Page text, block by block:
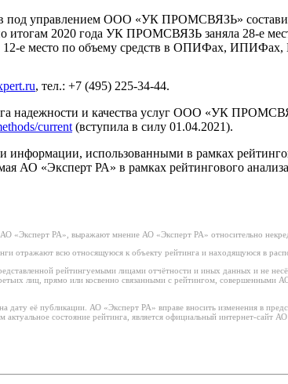
под управлением ООО «УК ПРОМСВЯЗЬ» составил
2020 года УК ПРОМСВЯЗЬ заняла 28-е
12-е место по объему средств в ОПИФах,
, тел.: +7 (495) 225-34-44.
надежности и качества услуг ООО «УК
current (вступила в силу 01.04.2021).
информации, использованными в рамках
АО «Эксперт РА» в рамках рейтингового
«Эксперт РА», выражают мнение АО «Эксперт РА» относительно
отражают всю относящуюся к объекту рейтинга и находящуюся в
рейтингуемыми лицами отчётности и иных данных и не
лиц, прямо или косвенно связанными с рейтингом,
дату её публикации. АО «Эксперт РА» вправе вносить изменения в
состояние рейтинга, является официальный интернет-сайт